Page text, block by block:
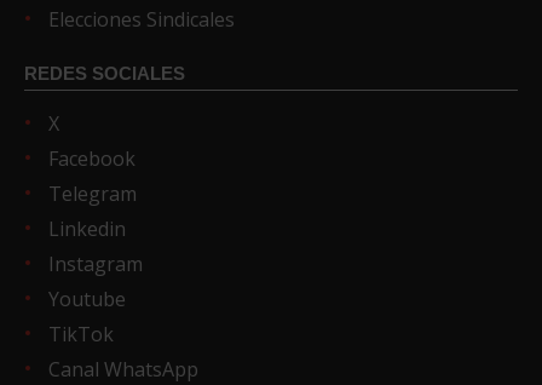
Elecciones Sindicales
REDES SOCIALES
X
Facebook
Telegram
Linkedin
Instagram
Youtube
TikTok
Canal WhatsApp